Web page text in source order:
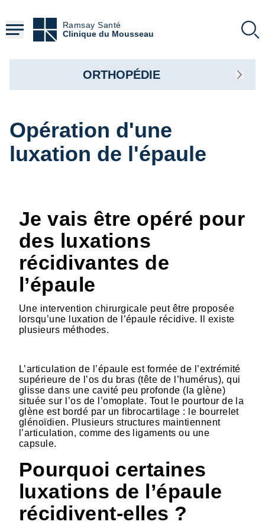
contenu
principal
Ramsay Santé
Clinique du Mousseau
Opération d'une
luxation de l'épaule
Je vais être opéré pour
des luxations
récidivantes de
l’épaule
Une intervention chirurgicale peut être proposée
lorsqu’une luxation de l’épaule récidive. Il existe
plusieurs méthodes.
HTML
L’articulation de l’épaule est formée de l’extrémité
supérieure de l’os du bras (tête de l’humérus), qui
glisse dans une cavité peu profonde (la glène)
située sur l’os de l’omoplate. Tout le pourtour de la
glène est bordé par un fibrocartilage : le bourrelet
glénoïdien. Plusieurs structures maintiennent
l’articulation, comme des ligaments ou une
capsule.
Pourquoi certaines
luxations de l’épaule
récidivent-elles ?
ORTHOPÉDIE